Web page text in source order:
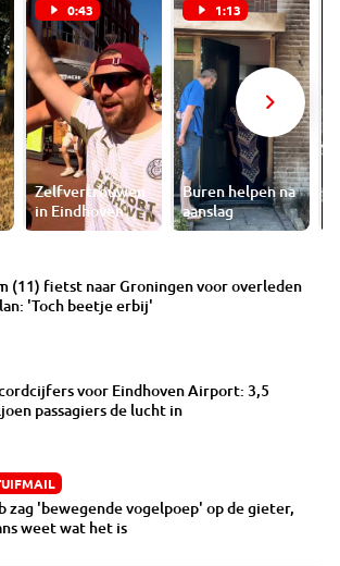
0:43
Zelfvertrouwen
in Eindhoven
1:13
Buren helpen na
aanslag
(11) fietst naar Groningen voor overleden
'Toch beetje erbij'
voor Eindhoven Airport: 3,5
passagiers de lucht in
zag 'bewegende vogelpoep' op de gieter,
weet wat het is